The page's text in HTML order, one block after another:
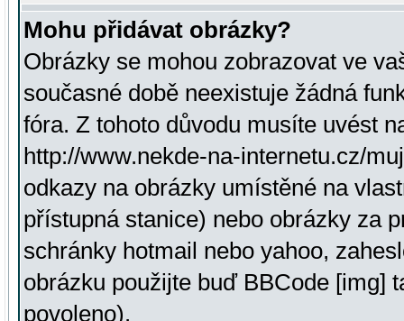
Mohu přidávat obrázky?
Obrázky se mohou zobrazovat ve
současné době neexistuje žádná
fóra. Z tohoto důvodu musíte uvést
http://www.nekde-na-internetu.cz/
odkazy na obrázky umístěné na
přístupná stanice) nebo obrázky za
schránky hotmail nebo yahoo,
obrázku použijte buď BBCode [img]
povoleno).